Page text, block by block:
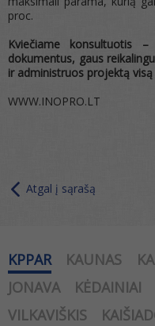
proc.
Kviečiame konsultuotis
dokumentus, gaus
ir administruos projektą
WWW.INOPRO.LT
Atgal į sąrašą
KPPAR KAUNAS
JONAVA
KĖDAINIAI
VILKAVIŠKIS